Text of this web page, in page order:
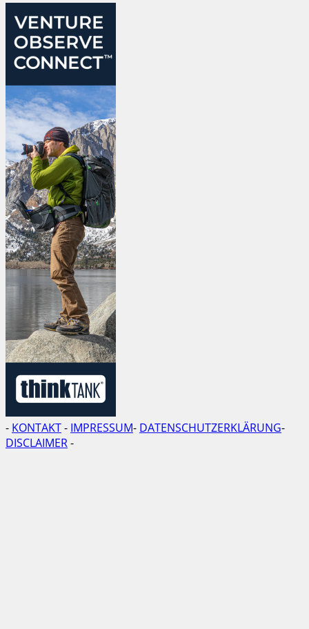
- KONTAKT- IMPRESSUM- DATENSCHUTZERKLÄRUNG-
DISCLAIMER-